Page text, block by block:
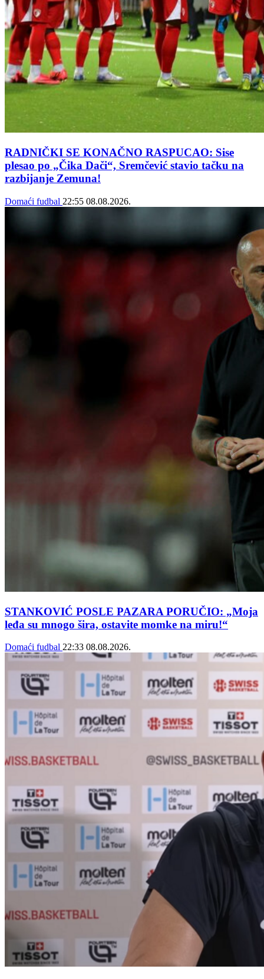
RADNIČKI SE KONAČNO RASPUCAO: Sise
plesao po „Čika Dači“, Sremčević stavio tačku na
razbijanje Zemuna!
Domaći fudbal 22:55 08.08.2026.
STANKOVIĆ POSLE PAZARA PORUČIO: „Moja
leđa su mnogo šira, ostavite momke na miru!“
Domaći fudbal 22:33 08.08.2026.